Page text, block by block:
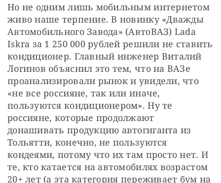
Но не одним лишь мобильным интернетом
живо наше терпение. В новинку «Дважды
Автомобильного Завода» (АвтоВАЗ) Lada
Iskra за 1 250 000 рублей решили не ставить
кондиционер. Главный инженер Виталий
Логинов объяснил это тем, что на ВАЗе
проанализировали рынок и увидели, что
«не все россияне, так или иначе,
пользуются кондиционером». Ну те
россияне, которые продолжают
донашивать продукцию автогиганта из
Тольятти, конечно, не пользуются
кондеями, потому что их там просто нет. И
те, кто катается на автомобилях возрастом
20+ лет (а эта категория переживает бум на